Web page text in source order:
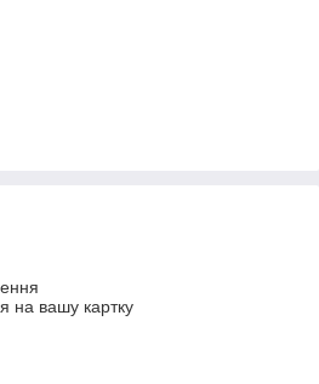
на вашу картку